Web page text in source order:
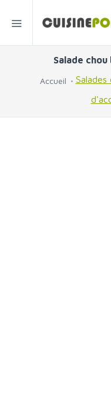
Salade
Accueil